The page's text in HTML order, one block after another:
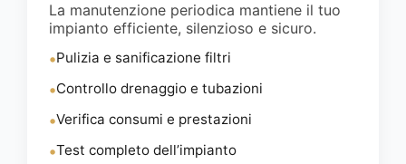
La manutenzione periodica mantiene il tuo
impianto efficiente, silenzioso e sicuro.
•Pulizia e sanificazione filtri
•Controllo drenaggio e tubazioni
•Verifica consumi e prestazioni
•Test completo dell’impianto